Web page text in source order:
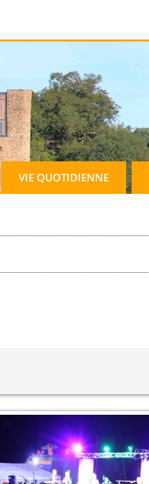
VIE QUOTIDIENNE